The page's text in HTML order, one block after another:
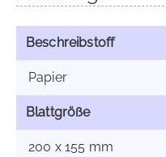
Beschreibstoff
Papier
Blattgröße
200 x 155 mm